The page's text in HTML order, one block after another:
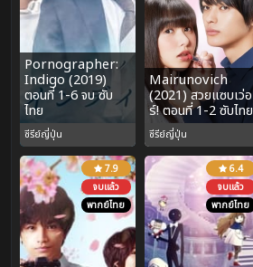
Pornographer:
Indigo (2019)
ตอนที่ 1-6 จบ ซับ
ไทย
ซีรีย์ญี่ปุ่น
Mairunovich
(2021) สวยแซบเว่อ
ร์! ตอนที่ 1-2 ซับไทย
ซีรีย์ญี่ปุ่น
7.9
จบแล้ว
พากย์ไทย
6.4
จบแล้ว
พากย์ไทย